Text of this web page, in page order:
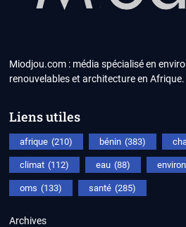
Miodjou.com : média spécialisé en
renouvelables et architecture en Afrique.
Liens utiles
afrique (210) bénin (383)
climat (112) eau (88)
oms (133) santé (285)
Archives